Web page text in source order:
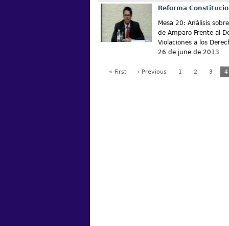
Reforma
Mesa 20: Análisis
de Amparo Frente al
Violaciones a los
26 de june de 2013
« First ‹ Previous 1 2 3 4